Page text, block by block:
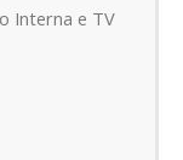
Interna e TV